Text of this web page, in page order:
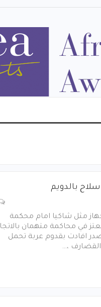
بالدويم
مثل شاكيا امام محكمة
في محاكمة متهمان
افادت بقدوم عربة تحمل
،…